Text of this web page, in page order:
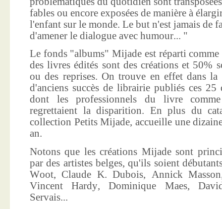
fables ou encore exposées de manière à
l'enfant sur le monde. Le but n'est jamais de
d'amener le dialogue avec humour... "
Le fonds "albums" Mijade est réparti
des livres édités sont des créations et 50%
ou des reprises. On trouve en effet dans
d'anciens succès de librairie publiés ces 25
dont les professionnels du livre
regrettaient la disparition. En plus du
collection Petits Mijade, accueille une
an.
Notons que les créations Mijade sont
par des artistes belges, qu'ils soient
Woot, Claude K. Dubois, Annick
Vincent Hardy, Dominique Maes,
Servais...